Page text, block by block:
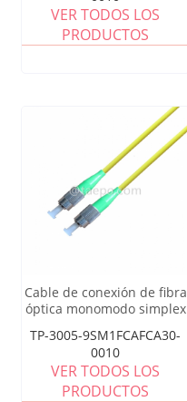
VER TODOS LOS
PRODUCTOS
Cable de conexión de fibra
óptica monomodo simplex
TP-3005-9SM1FCAFCA30-
0010
VER TODOS LOS
PRODUCTOS